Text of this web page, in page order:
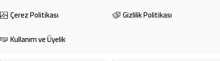
Çerez Politikası
Gizlilik Politikası
Kullanım ve Üyelik